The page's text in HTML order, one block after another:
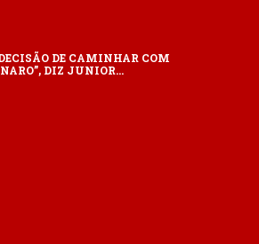
DE CAMINHAR COM
DIZ JUNIOR…